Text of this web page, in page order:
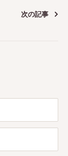
次の記事